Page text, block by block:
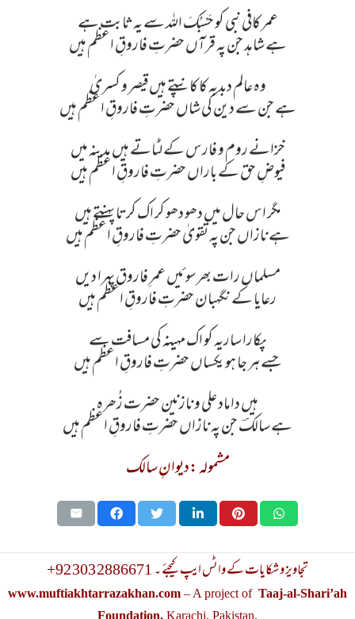
عمر کافی نبی کو حَسْبُکَ اللہ سے یہ ثابت ہے
ہے شاہد جن پہ قرآں حضرتِ فاروقِ اعظم ہیں
وہ عالم دبدبہ کا کانپتے ہیں قیصر و کسریٰ
ہے جن سے دین کی شاں حضرتِ فاروقِ اعظم ہیں
خزانے روم و فارس کے لٹاتے ہیں مدینہ میں
فیوضِ حق کے باراں حضرتِ فاروقِ اعظم ہیں
مگر اس حال میں دھو دھو کر اک کرتا پہنتے ہیں
ہے نازاں جن پہ تقویٰ حضرتِ فاروقِ اعظم ہیں
مسلماں رات بھر سو ئیں عمرِ فاروق پہرا دیں
رعایا کے نگہبان حضرتِ فاروقِ اعظم ہیں
پکارا ساریہ کو اک مہینہ کی مسافت سے
جسے ہر جا ہو یکساں حضرتِ فاروقِ اعظم ہیں
ہیں داماد علی و نازنین حضرت زُھرہ
ہے سالکؔ جن پہ نازاں حضرتِ فاروقِ اعظم ہیں
مشمولہ :دیوانِ سالک
+92 303 2886671 تجاویز و شکایات کے واٹس ایپ کیجئے ۔
www.muftiakhtarrazakhan.com – A project of Taaj-al-Shari’ah
Foundation, Karachi, Pakistan.